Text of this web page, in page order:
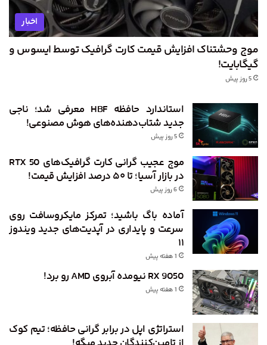
اخبار
موج وحشتناک افزایش قیمت کارت گرافیک توسط ایسوس و
گیگابایت!
5 روز پیش
استاندارد حافظه HBF معرفی شد؛ ناجی
جدید شتاب‌دهنده‌های هوش مصنوعی!
5 روز پیش
موج عجیب گرانی کارت گرافیک‌های RTX 50
در بازار آسیا؛ تا ۵۰ درصد افزایش قیمت!
6 روز پیش
آماده باگ باشید؛ تمرکز مایکروسافت روی
سرعت و پایداری در آپدیت‌های جدید ویندوز
۱۱
1 هفته پیش
RX 9050 نیومده آبروی AMD رو برد!
1 هفته پیش
استراتژی اپل در برابر گرانی حافظه؛ تیم کوک